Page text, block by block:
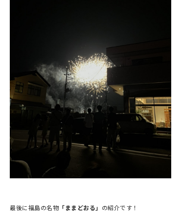
最後に福島の名物「ままどおる」 の紹介です！